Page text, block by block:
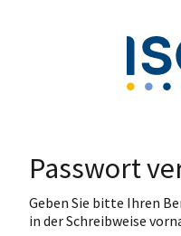
Passwort
Geben Sie bitte Ihren
in der Schreibweise